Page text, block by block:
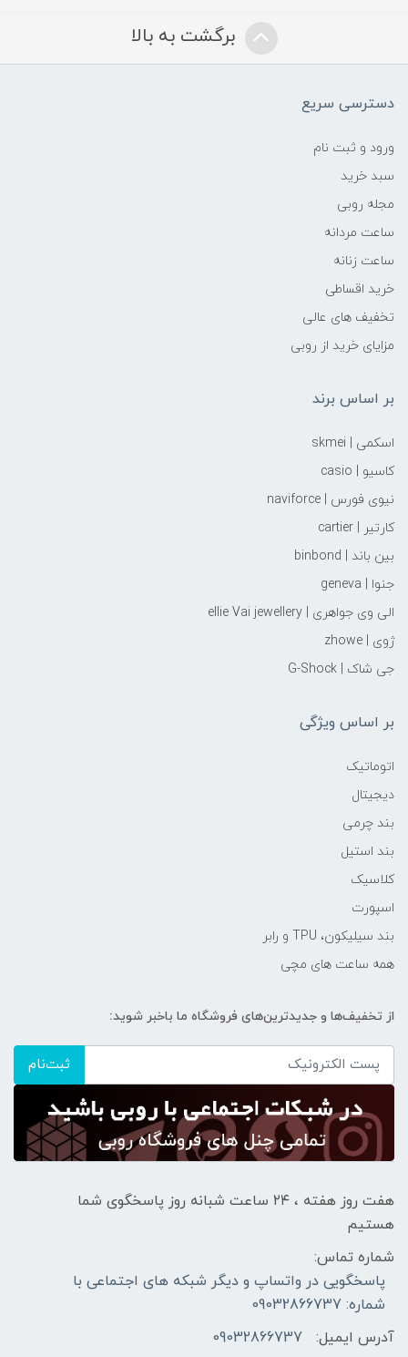
برگشت به بالا
دسترسی سریع
ورود و ثبت نام
سبد خرید
مجله روبی
ساعت مردانه
ساعت زنانه
خرید اقساطی
تخفیف های عالی
مزایای خرید از روبی
بر اساس برند
اسکمی | skmei
کاسیو | casio
نیوی فورس | naviforce
کارتیر | cartier
بین باند | binbond
جنوا | geneva
الی وی جواهری | ellie Vai‌ jewellery
ژوی | zhowe
جی شاک | G-Shock
بر اساس ویژگی
اتوماتیک
دیجیتال
بند چرمی
بند استیل
کلاسیک
اسپورت
بند سیلیکون، TPU و رابر
همه ساعت های مچی
از تخفیف‌ها و جدیدترین‌های فروشگاه ما باخبر شوید:
ثبت‌نام
هفت روز هفته ، ۲۴ ساعت شبانه‌ روز پاسخگوی شما
هستیم
شماره تماس:
پاسخگویی در واتساپ و دیگر شبکه های اجتماعی با
شماره: 09032866737
آدرس ایمیل:
09032866737